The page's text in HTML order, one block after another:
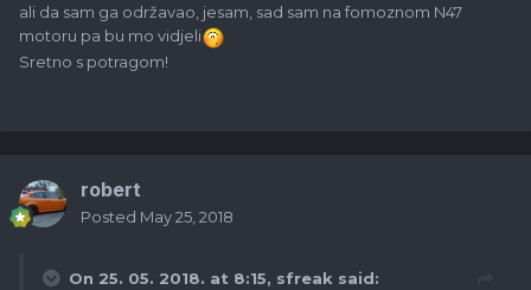
ali da sam ga održavao, jesam, sad sam na fomoznom N47
motoru pa bu mo vidjeli
Sretno s potragom!
robert
Posted May 25, 2018
On 25. 05. 2018. at 8:15, sfreak said: